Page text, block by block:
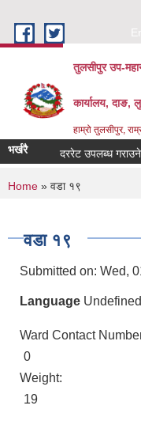
तुलसीपुर उप-
कार्यालय, दाङ,
हाम्रो तुलसीपुर,
भर्खरै दररेट उपलब्ध गराउने
You are here
Home » वडा १९
वडा १९
Submitted on: Wed,
Language Undefined
Ward Contact
0
Weight:
19